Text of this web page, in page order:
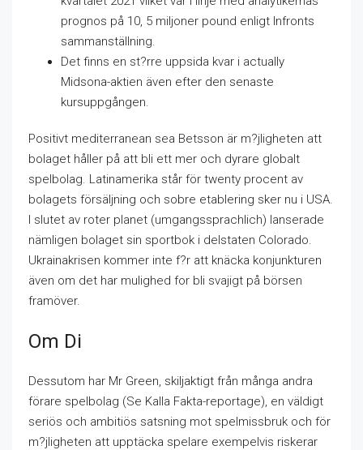
prognos på 10, 5 miljoner pound enligt Infronts
sammanställning.
Det finns en st?rre uppsida kvar i actually
Midsona-aktien även efter den senaste
kursuppgången.
Positivt mediterranean sea Betsson är m?jligheten att
bolaget håller på att bli ett mer och dyrare globalt
spelbolag. Latinamerika står för twenty procent av
bolagets försäljning och sobre etablering sker nu i USA.
I slutet av roter planet (umgangssprachlich) lanserade
nämligen bolaget sin sportbok i delstaten Colorado.
Ukrainakrisen kommer inte f?r att knäcka konjunkturen
även om det har mulighed for bli svajigt på börsen
framöver.
Om Di
Dessutom har Mr Green, skiljaktigt från många andra
förare spelbolag (Se Kalla Fakta-reportage), en väldigt
seriös och ambitiös satsning mot spelmissbruk och för
m?jligheten att upptäcka spelare exempelvis riskerar